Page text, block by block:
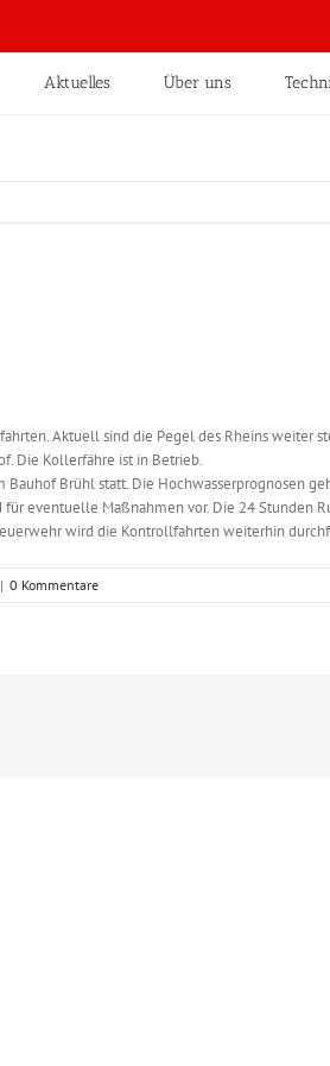
Aktuelles Über uns
Aktuell sind die Pegel des Rheins weiter
Die Kollerfähre ist in Betrieb.
Brühl statt. Die Hochwasserprognosen
eventuelle Maßnahmen vor. Die 24 Stunden
wird die Kontrollfahrten weiterhin
| 0 Kommentare